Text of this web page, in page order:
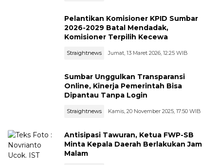
Pelantikan Komisioner KPID Sumbar
2026-2029 Batal Mendadak,
Komisioner Terpilih Kecewa
Straightnews Jumat, 13 Maret 2026, 12:25 WIB
Sumbar Unggulkan Transparansi
Online, Kinerja Pemerintah Bisa
Dipantau Tanpa Login
Straightnews Kamis, 20 November 2025, 17:50 WIB
Antisipasi Tawuran, Ketua FWP-SB
Minta Kepala Daerah Berlakukan Jam
Malam